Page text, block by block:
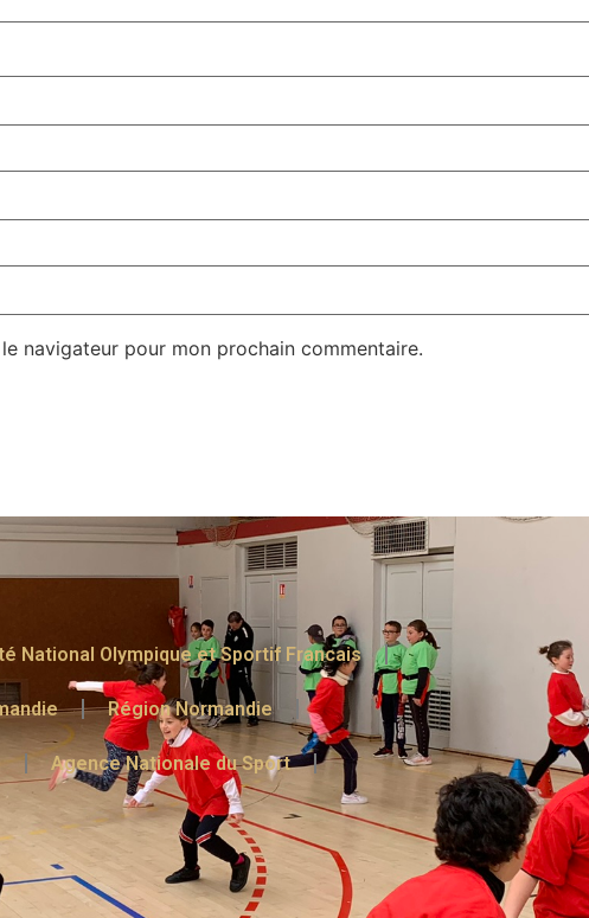
navigateur pour mon prochain commentaire.
National Olympique et Sportif Francais
Région Normandie
Agence Nationale du Sport